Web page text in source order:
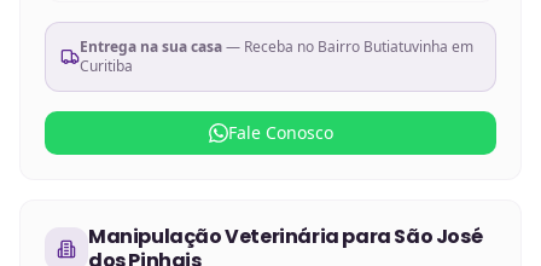
Entrega na sua casa— Receba no Bairro Butiatuvinha em
Curitiba
Fale Conosco
Manipulação VeterináriaparaSão José
dos Pinhais